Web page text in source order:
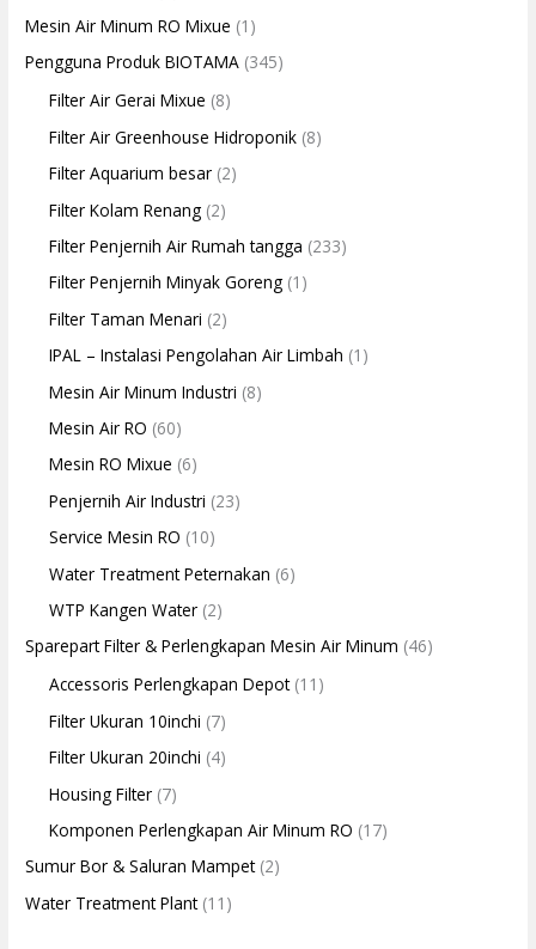
Mesin Air Minum RO Mixue (1)
Pengguna Produk BIOTAMA (345)
Filter Air Gerai Mixue (8)
Filter Air Greenhouse Hidroponik (8)
Filter Aquarium besar (2)
Filter Kolam Renang (2)
Filter Penjernih Air Rumah tangga (233)
Filter Penjernih Minyak Goreng (1)
Filter Taman Menari (2)
IPAL – Instalasi Pengolahan Air Limbah (1)
Mesin Air Minum Industri (8)
Mesin Air RO (60)
Mesin RO Mixue (6)
Penjernih Air Industri (23)
Service Mesin RO (10)
Water Treatment Peternakan (6)
WTP Kangen Water (2)
Sparepart Filter & Perlengkapan Mesin Air Minum (46)
Accessoris Perlengkapan Depot(11)
Filter Ukuran 10inchi (7)
Filter Ukuran 20inchi (4)
Housing Filter (7)
Komponen Perlengkapan Air Minum RO (17)
Sumur Bor & Saluran Mampet(2)
Water Treatment Plant(11)